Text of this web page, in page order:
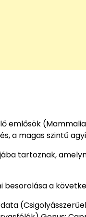
emlősök
a magas szintű
tartoznak,
besorolása a